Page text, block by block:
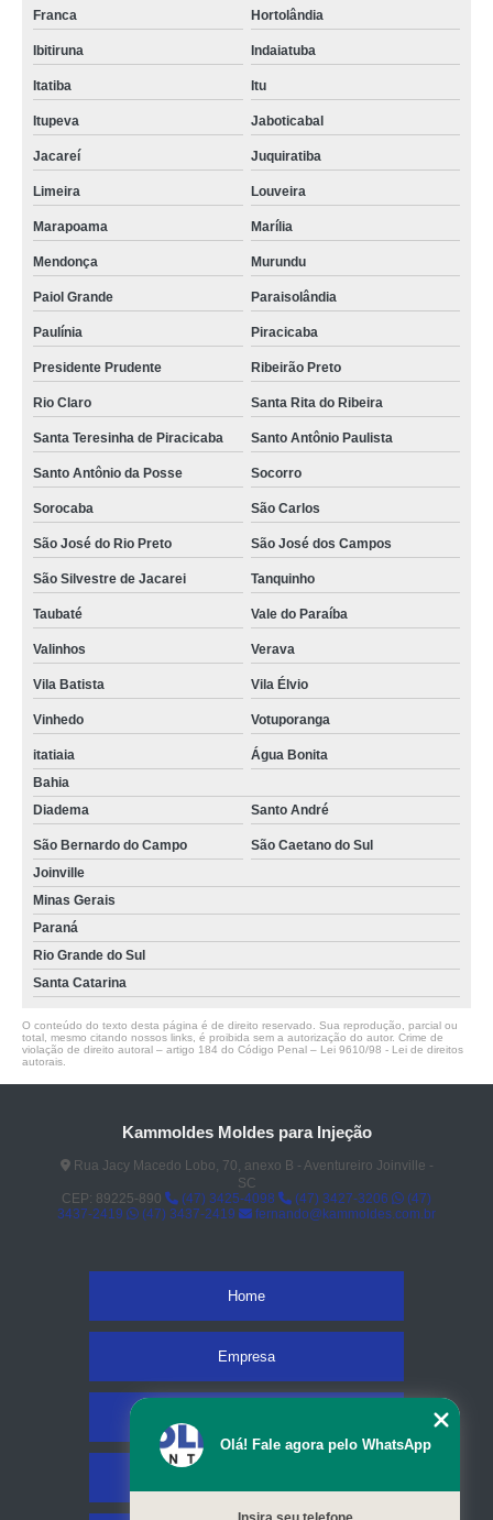
Franca Hortolândia
Ibitiruna Indaiatuba
Itatiba Itu
Itupeva Jaboticabal
Jacareí Juquiratiba
Limeira Louveira
Marapoama Marília
Mendonça Murundu
Paiol Grande Paraisolândia
Paulínia Piracicaba
Presidente Prudente Ribeirão Preto
Rio Claro Santa Rita do Ribeira
Santa Teresinha de Piracicaba Santo Antônio Paulista
Santo Antônio da Posse Socorro
Sorocaba São Carlos
São José do Rio Preto São José dos Campos
São Silvestre de Jacarei Tanquinho
Taubaté Vale do Paraíba
Valinhos Verava
Vila Batista Vila Élvio
Vinhedo Votuporanga
itatiaia
Água Bonita
Bahia
Diadema
Santo André
São Bernardo do Campo
São Caetano do Sul
Joinville
Minas Gerais
Paraná
Rio Grande do Sul
Santa Catarina
O conteúdo do texto desta página é de direito reservado. Sua reprodução, parcial ou
total, mesmo citando nossos links, é proibida sem a autorização do autor. Crime de
violação de direito autoral – artigo 184 do Código Penal – Lei 9610/98 - Lei de direitos
autorais
Kammoldes Moldes para Injeção
Rua Jacy Macedo Lobo, 70, anexo B - Aventureiro Joinville -
SC
CEP: 89225-890
(47) 3425-4098 (47) 3427-3206
(47)
3437-2419
(47) 3437-2419 fernando@kammoldes.com.br
Home
Empresa
Olá! Fale agora pelo WhatsApp